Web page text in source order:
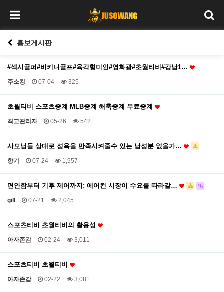
홍보게시판
#섹시골퍼#비키니골프#육각형미인#영화광#초월티비#강남1…
주소킹 07-04 325
초월티비 스포츠중계 MLB중계 해축중계 무료중계
최고관리자 05-26 542
사모님들 상대로 성욕을 만족시켜줄수 있는 남성분 없을가…
향기 07-24 1,957
편안함부터 기후 제어까지: 에어컨 시장이 수요를 따라갈…
gill 07-21 2,045
스포츠티비 초월티비의 활용성
아자존감 02-24 3,011
스포츠티비 초월티비
아자존감 02-22 3,081